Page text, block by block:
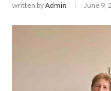
written byAdmin June 9,